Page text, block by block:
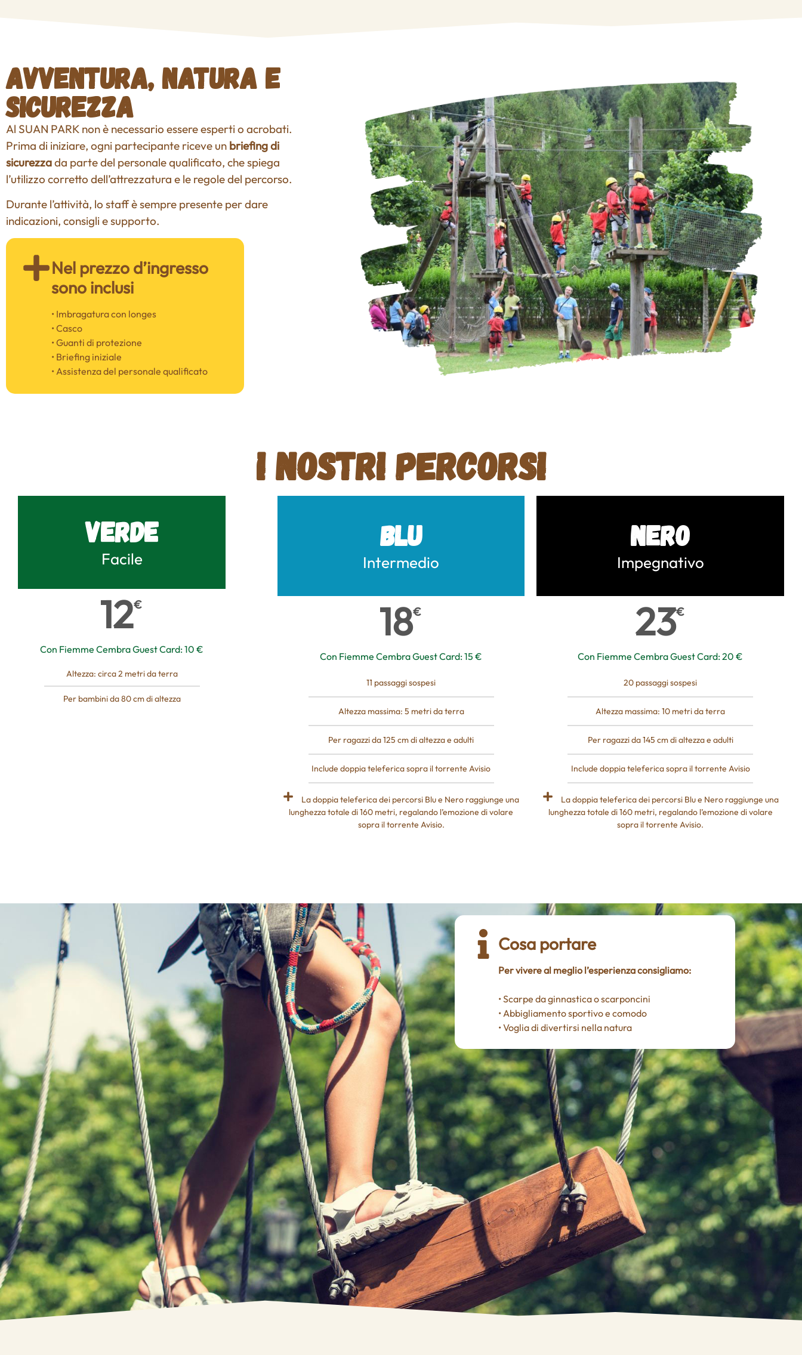
Avventura, natura e
sicurezza
Al SUAN PARK non è necessario essere esperti o acrobati.
Prima di iniziare, ogni partecipante riceve un briefing di
sicurezzada parte del personale qualificato, che spiega
l’utilizzo corretto dell’attrezzatura e le regole del percorso.
Durante l’attività, lo staff è sempre presente per dare
indicazioni, consigli e supporto.
Nel prezzo d’ingresso
sono inclusi
• Imbragatura con longes
• Casco
• Guanti di protezione
• Briefing iniziale
• Assistenza del personale qualificato
I nostri percorsi
Verde
Facile
12€
Con Fiemme Cembra Guest Card: 10 €
Altezza: circa 2 metri da terra
Per bambini da 80 cm di altezza
Blu
Intermedio
18€
Con Fiemme Cembra Guest Card: 15 €
11 passaggi sospesi
Altezza massima: 5 metri da terra
Per ragazzi da 125 cm di altezza e adulti
Include doppia teleferica sopra il torrente Avisio
La doppia teleferica dei percorsi Blu e Nero raggiunge una
lunghezza totale di 160 metri, regalando l’emozione di volare
sopra il torrente Avisio.
Nero
Impegnativo
23€
Con Fiemme Cembra Guest Card: 20 €
20 passaggi sospesi
Altezza massima: 10 metri da terra
Per ragazzi da 145 cm di altezza e adulti
Include doppia teleferica sopra il torrente Avisio
La doppia teleferica dei percorsi Blu e Nero raggiunge una
lunghezza totale di 160 metri, regalando l’emozione di volare
sopra il torrente Avisio.
Cosa portare
Per vivere al meglio l’esperienza consigliamo:
• Scarpe da ginnastica o scarponcini
• Abbigliamento sportivo e comodo
• Voglia di divertirsi nella natura